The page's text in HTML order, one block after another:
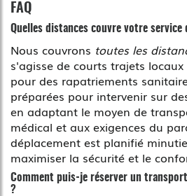
FAQ
Quelles distances couvre votre
Nous couvrons toutes les
s'agisse de courts trajets
pour des rapatriements
préparées pour intervenir sur
en adaptant le moyen de
médical et aux exigences du
déplacement est planifié
maximiser la sécurité et le
Comment puis-je réserver un
?